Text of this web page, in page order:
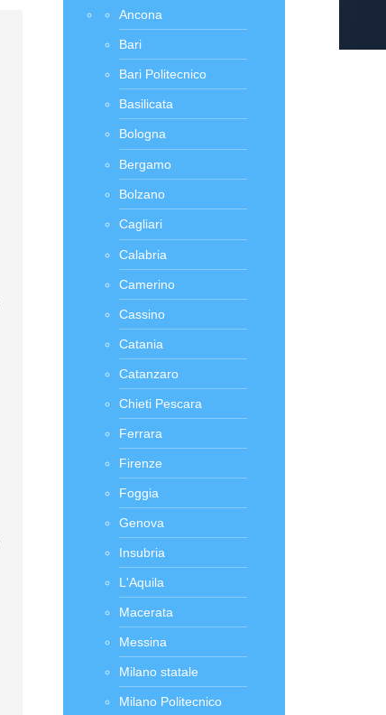
Ancona
Bari
Bari Politecnico
Basilicata
Bologna
Bergamo
Bolzano
Cagliari
Calabria
Camerino
Cassino
Catania
Catanzaro
Chieti Pescara
Ferrara
Firenze
Foggia
Genova
Insubria
L'Aquila
Macerata
Messina
Milano statale
Milano Politecnico